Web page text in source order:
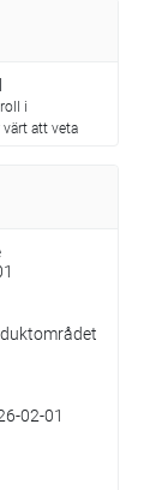
i
att veta
02-01